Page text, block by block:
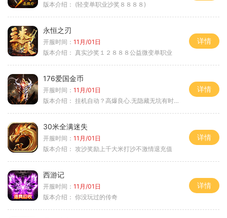
版本介绍： (轻变单职业沙奖８８８８)
永恒之刃
开服时间： 11月/01日
版本介绍： 真实沙奖１２８８８公益微变单职业
详情
176爱国金币
开服时间： 11月/01日
版本介绍： 挂机自动？高爆良心.无隐藏无坑有时间就是
详情
30米全满迷失
开服时间： 11月/01日
版本介绍： 攻沙奖励上千大米打沙不激情退充值
详情
西游记
开服时间： 11月/01日
版本介绍： 你没玩过的传奇
详情